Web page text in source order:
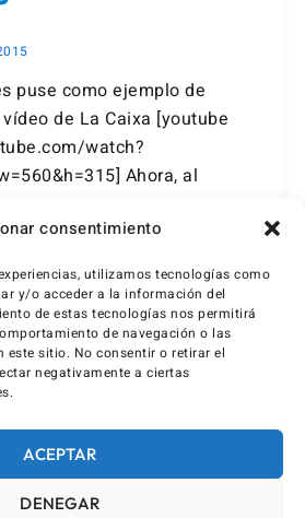
consentimiento
utilizamos tecnologías como
y/o acceder a la información del
de estas tecnologías nos permitirá
de navegación o las
este sitio. No consentir o retirar el
negativamente a ciertas
ACEPTAR
DENEGAR
puse como ejemplo de
de La Caixa [youtube
watch?
Ahora, al